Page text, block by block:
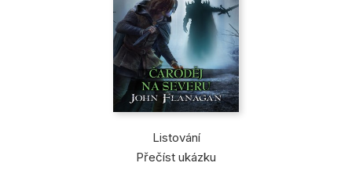
Tipy redakce
Beletrie pro děti
Beletrie pro dospělé
Dárkové publikace
Listování
Přečíst ukázku